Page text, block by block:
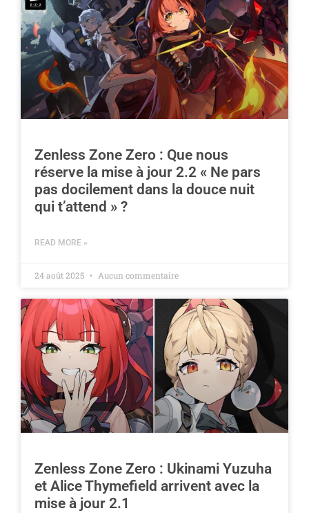
Zenless Zone Zero : Que nous
réserve la mise à jour 2.2 « Ne pars
pas docilement dans la douce nuit
qui t’attend » ?
READ MORE »
24 août 2025 Aucun commentaire
Zenless Zone Zero : Ukinami Yuzuha
et Alice Thymefield arrivent avec la
mise à jour 2.1